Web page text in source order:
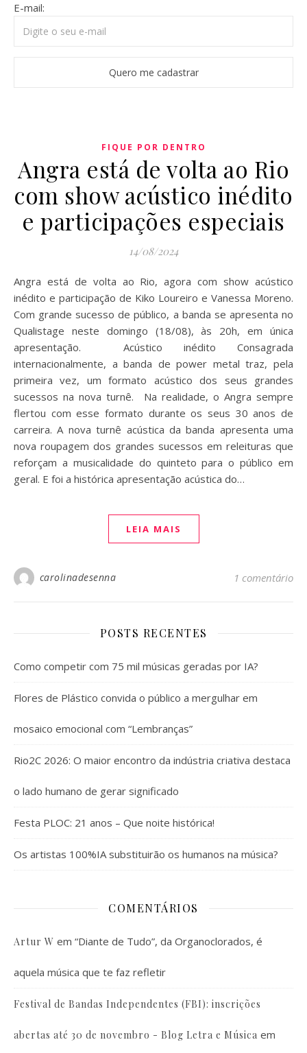
E-mail:
FIQUE POR DENTRO
Angra está de volta ao Rio
com show acústico inédito
e participações especiais
14/08/2024
Angra está de volta ao Rio, agora com show acústico
inédito e participação de Kiko Loureiro e Vanessa Moreno.
Com grande sucesso de público, a banda se apresenta no
Qualistage neste domingo (18/08), às 20h, em única
apresentação. Acústico inédito Consagrada
internacionalmente, a banda de power metal traz, pela
primeira vez, um formato acústico dos seus grandes
sucessos na nova turnê. Na realidade, o Angra sempre
flertou com esse formato durante os seus 30 anos de
carreira. A nova turnê acústica da banda apresenta uma
nova roupagem dos grandes sucessos em releituras que
reforçam a musicalidade do quinteto para o público em
geral. E foi a histórica apresentação acústica do…
LEIA MAIS
carolinadesenna 1 comentário
POSTS RECENTES
Como competir com 75 mil músicas geradas por IA?
Flores de Plástico convida o público a mergulhar em
mosaico emocional com “Lembranças”
Rio2C 2026: O maior encontro da indústria criativa destaca
o lado humano de gerar significado
Festa PLOC: 21 anos – Que noite histórica!
Os artistas 100%IA substituirão os humanos na música?
COMENTÁRIOS
Artur W em “Diante de Tudo”, da Organoclorados, é
aquela música que te faz refletir
Festival de Bandas Independentes (FBI): inscrições
abertas até 30 de novembro - Blog Letra e Música em